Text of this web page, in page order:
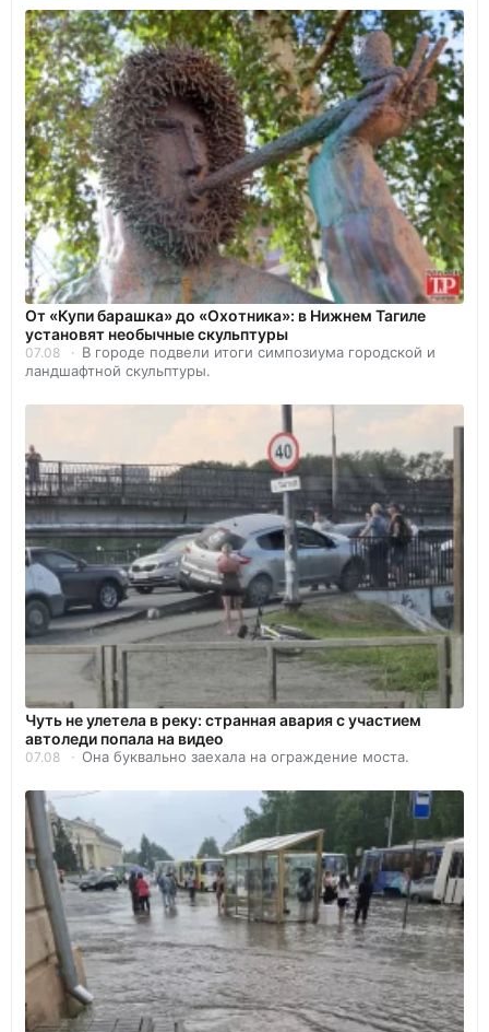
От «Купи барашка» до «Охотника»: в Нижнем Тагиле
установят необычные скульптуры
07.08
В городе подвели итоги симпозиума городской и
ландшафтной скульптуры.
Чуть не улетела в реку: странная авария с участием
автоледи попала на видео
07.08 Она буквально заехала на ограждение моста.